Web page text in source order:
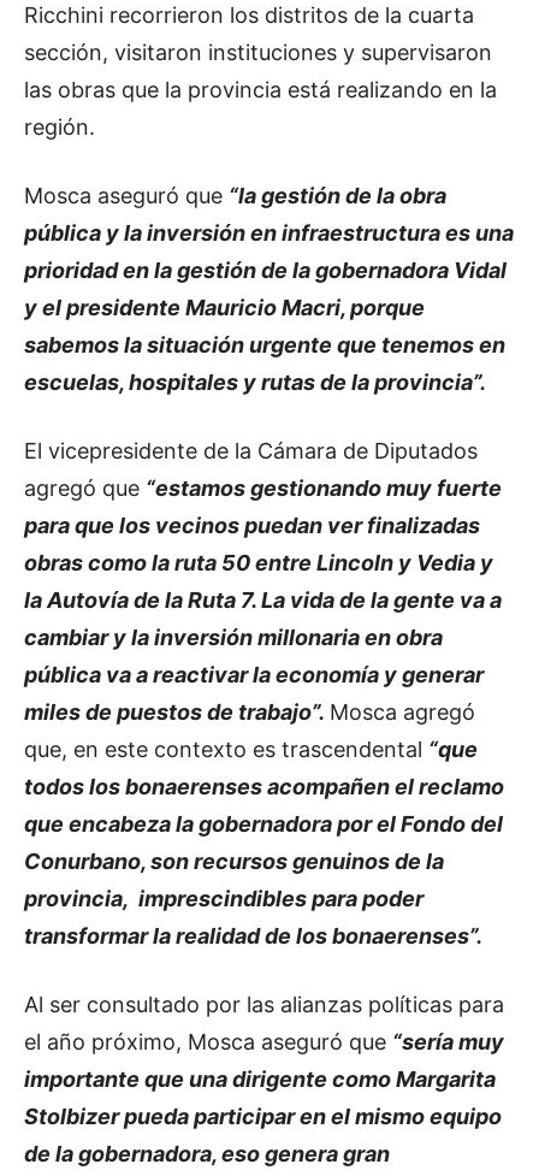
Ricchini recorrieron los distritos de la cuarta
sección, visitaron instituciones y supervisaron
las obras que la provincia está realizando en la
región.
Mosca aseguró que “la gestión de la obra
pública y la inversión en infraestructura es una
prioridad en la gestión de la gobernadora Vidal
y el presidente Mauricio Macri, porque
sabemos la situación urgente que tenemos en
escuelas, hospitales y rutas de la provincia”.
El vicepresidente de la Cámara de Diputados
agregó que “estamos gestionando muy fuerte
para que los vecinos puedan ver finalizadas
obras como la ruta 50 entre Lincoln y Vedia y
la Autovía de la Ruta 7. La vida de la gente va a
cambiar y la inversión millonaria en obra
pública va a reactivar la economía y generar
miles de puestos de trabajo”. Mosca agregó
que, en este contexto es trascendental “que
todos los bonaerenses acompañen el reclamo
que encabeza la gobernadora por el Fondo del
Conurbano, son recursos genuinos de la
provincia, imprescindibles para poder
transformar la realidad de los bonaerenses”.
Al ser consultado por las alianzas políticas para
el año próximo, Mosca aseguró que “sería muy
importante que una dirigente como Margarita
Stolbizer pueda participar en el mismo equipo
de la gobernadora, eso genera gran